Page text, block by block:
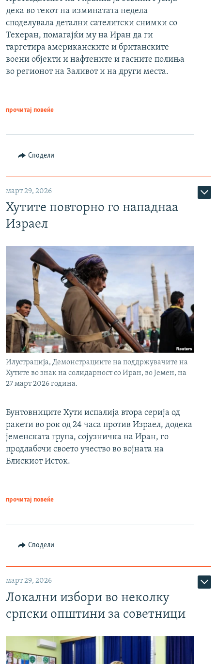
дека во текот на изминатата недела
споделувала детални сателитски снимки со
Техеран, помагајќи му на Иран да ги
таргетира американските и британските
воени објекти и нафтените и гасните полиња
во регионот на Заливот и на други места.
прочитај повеќе
Сподели
март 29, 2026
Хутите повторно го нападнаа
Израел
Илустрација, Демонстрациите на поддржувачите на
Хутите во знак на солидарност со Иран, во Јемен, на
27 март 2026 година.
Бунтовниците Хути испалија втора серија од
ракети во рок од 24 часа против Израел, додека
јеменската група, сојузничка на Иран, го
продлабочи своето учество во војната на
Блискиот Исток.
прочитај повеќе
Сподели
март 29, 2026
Локални избори во неколку
српски општини за советници